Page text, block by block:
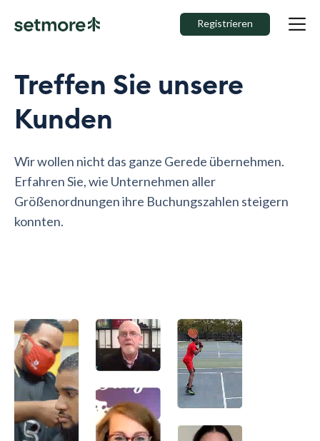
Registrieren
Treffen Sie unsere
Kunden
Wir wollen nicht das ganze Gerede übernehmen.
Erfahren Sie, wie Unternehmen aller
Größenordnungen ihre Buchungszahlen steigern
konnten.